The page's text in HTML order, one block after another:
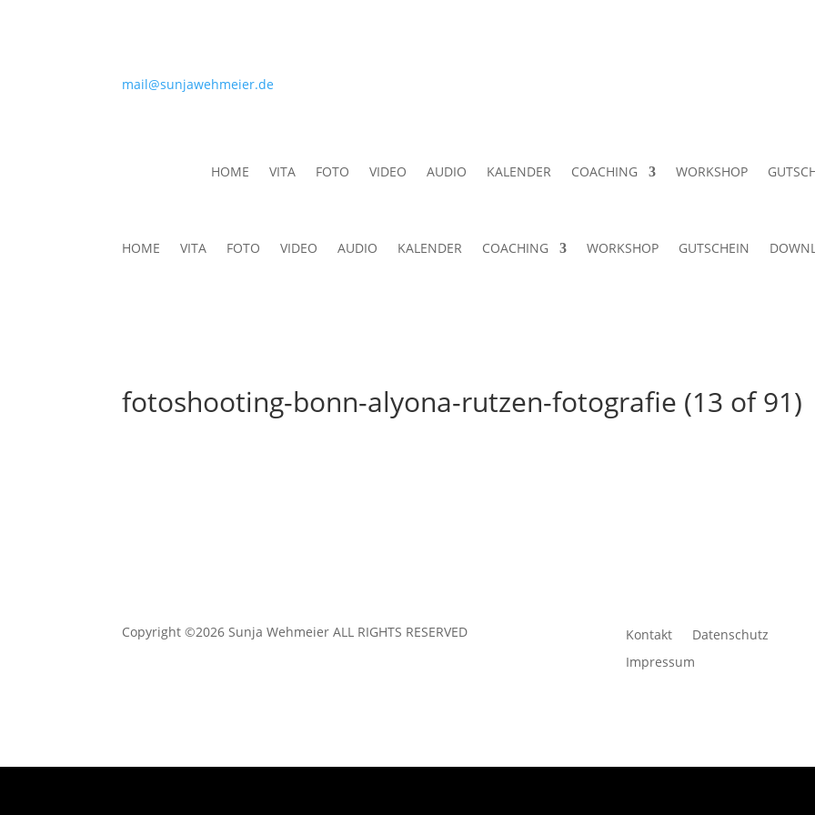
mail@sunjawehmeier.de
HOME VITA FOTO VIDEO AUDIO KALENDER COACHING WORKSHOP
HOME VITA FOTO VIDEO AUDIO KALENDER COACHING WORKSHOP GUTSCHEIN
fotoshooting-bonn-alyona-rutzen-fotografie (13 of 91)
Copyright ©2026 Sunja Wehmeier ALL RIGHTS RESERVED Kontakt
Datenschutz
Impressum